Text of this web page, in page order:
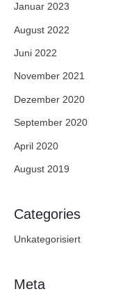
Januar 2023
August 2022
Juni 2022
November 2021
Dezember 2020
September 2020
April 2020
August 2019
Categories
Unkategorisiert
Meta